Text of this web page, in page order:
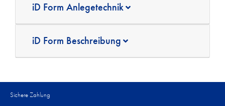
iD Form Anlegetechnik
iD Form Beschreibung
Sichere Zahlung